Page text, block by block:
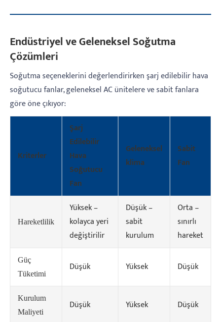
Endüstriyel ve Geleneksel Soğutma
Çözümleri
Soğutma seçeneklerini değerlendirirken şarj edilebilir hava
soğutucu fanlar, geleneksel AC ünitelere ve sabit fanlara
göre öne çıkıyor:
Kriterler
Şarj
Edilebilir
Hava
Soğutucu
Fan
Geleneksel
klima
Sabit
Fan
Hareketlilik
Yüksek –
kolayca yeri
değiştirilir
Düşük –
sabit
kurulum
Orta –
sınırlı
hareket
Güç
Tüketimi
Düşük Yüksek Düşük
Kurulum
Maliyeti
Düşük Yüksek Düşük